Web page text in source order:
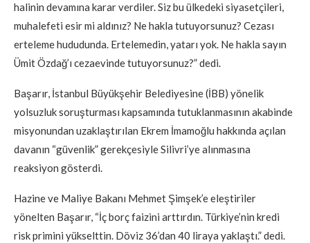
halinin devamına karar verdiler. Siz bu ülkedeki siyasetçileri,
muhalefeti esir mi aldınız? Ne hakla tutuyorsunuz? Cezası
erteleme hududunda. Ertelemedin, yatarı yok. Ne hakla sayın
Ümit Özdağ’ı cezaevinde tutuyorsunuz?” dedi.
Başarır, İstanbul Büyükşehir Belediyesine (İBB) yönelik
yolsuzluk soruşturması kapsamında tutuklanmasının akabinde
misyonundan uzaklaştırılan Ekrem İmamoğlu hakkında açılan
davanın “güvenlik” gerekçesiyle Silivri’ye alınmasına
reaksiyon gösterdi.
Hazine ve Maliye Bakanı Mehmet Şimşek’e eleştiriler
yönelten Başarır, “İç borç faizini arttırdın. Türkiye’nin kredi
risk primini yükselttin. Döviz 36’dan 40 liraya yaklaştı.” dedi.